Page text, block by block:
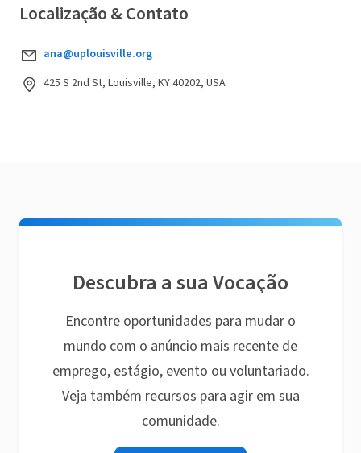
Localização & Contato
ana@uplouisville.org
425 S 2nd St, Louisville, KY 40202, USA
Descubra a sua Vocação
Encontre oportunidades para mudar o
mundo com o anúncio mais recente de
emprego, estágio, evento ou voluntariado.
Veja também recursos para agir em sua
comunidade.